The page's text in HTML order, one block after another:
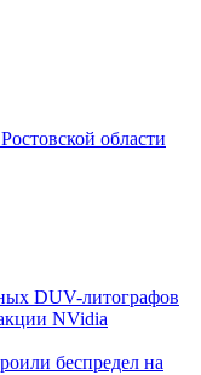
области
DUV-литографов
NVidia
беспредел на